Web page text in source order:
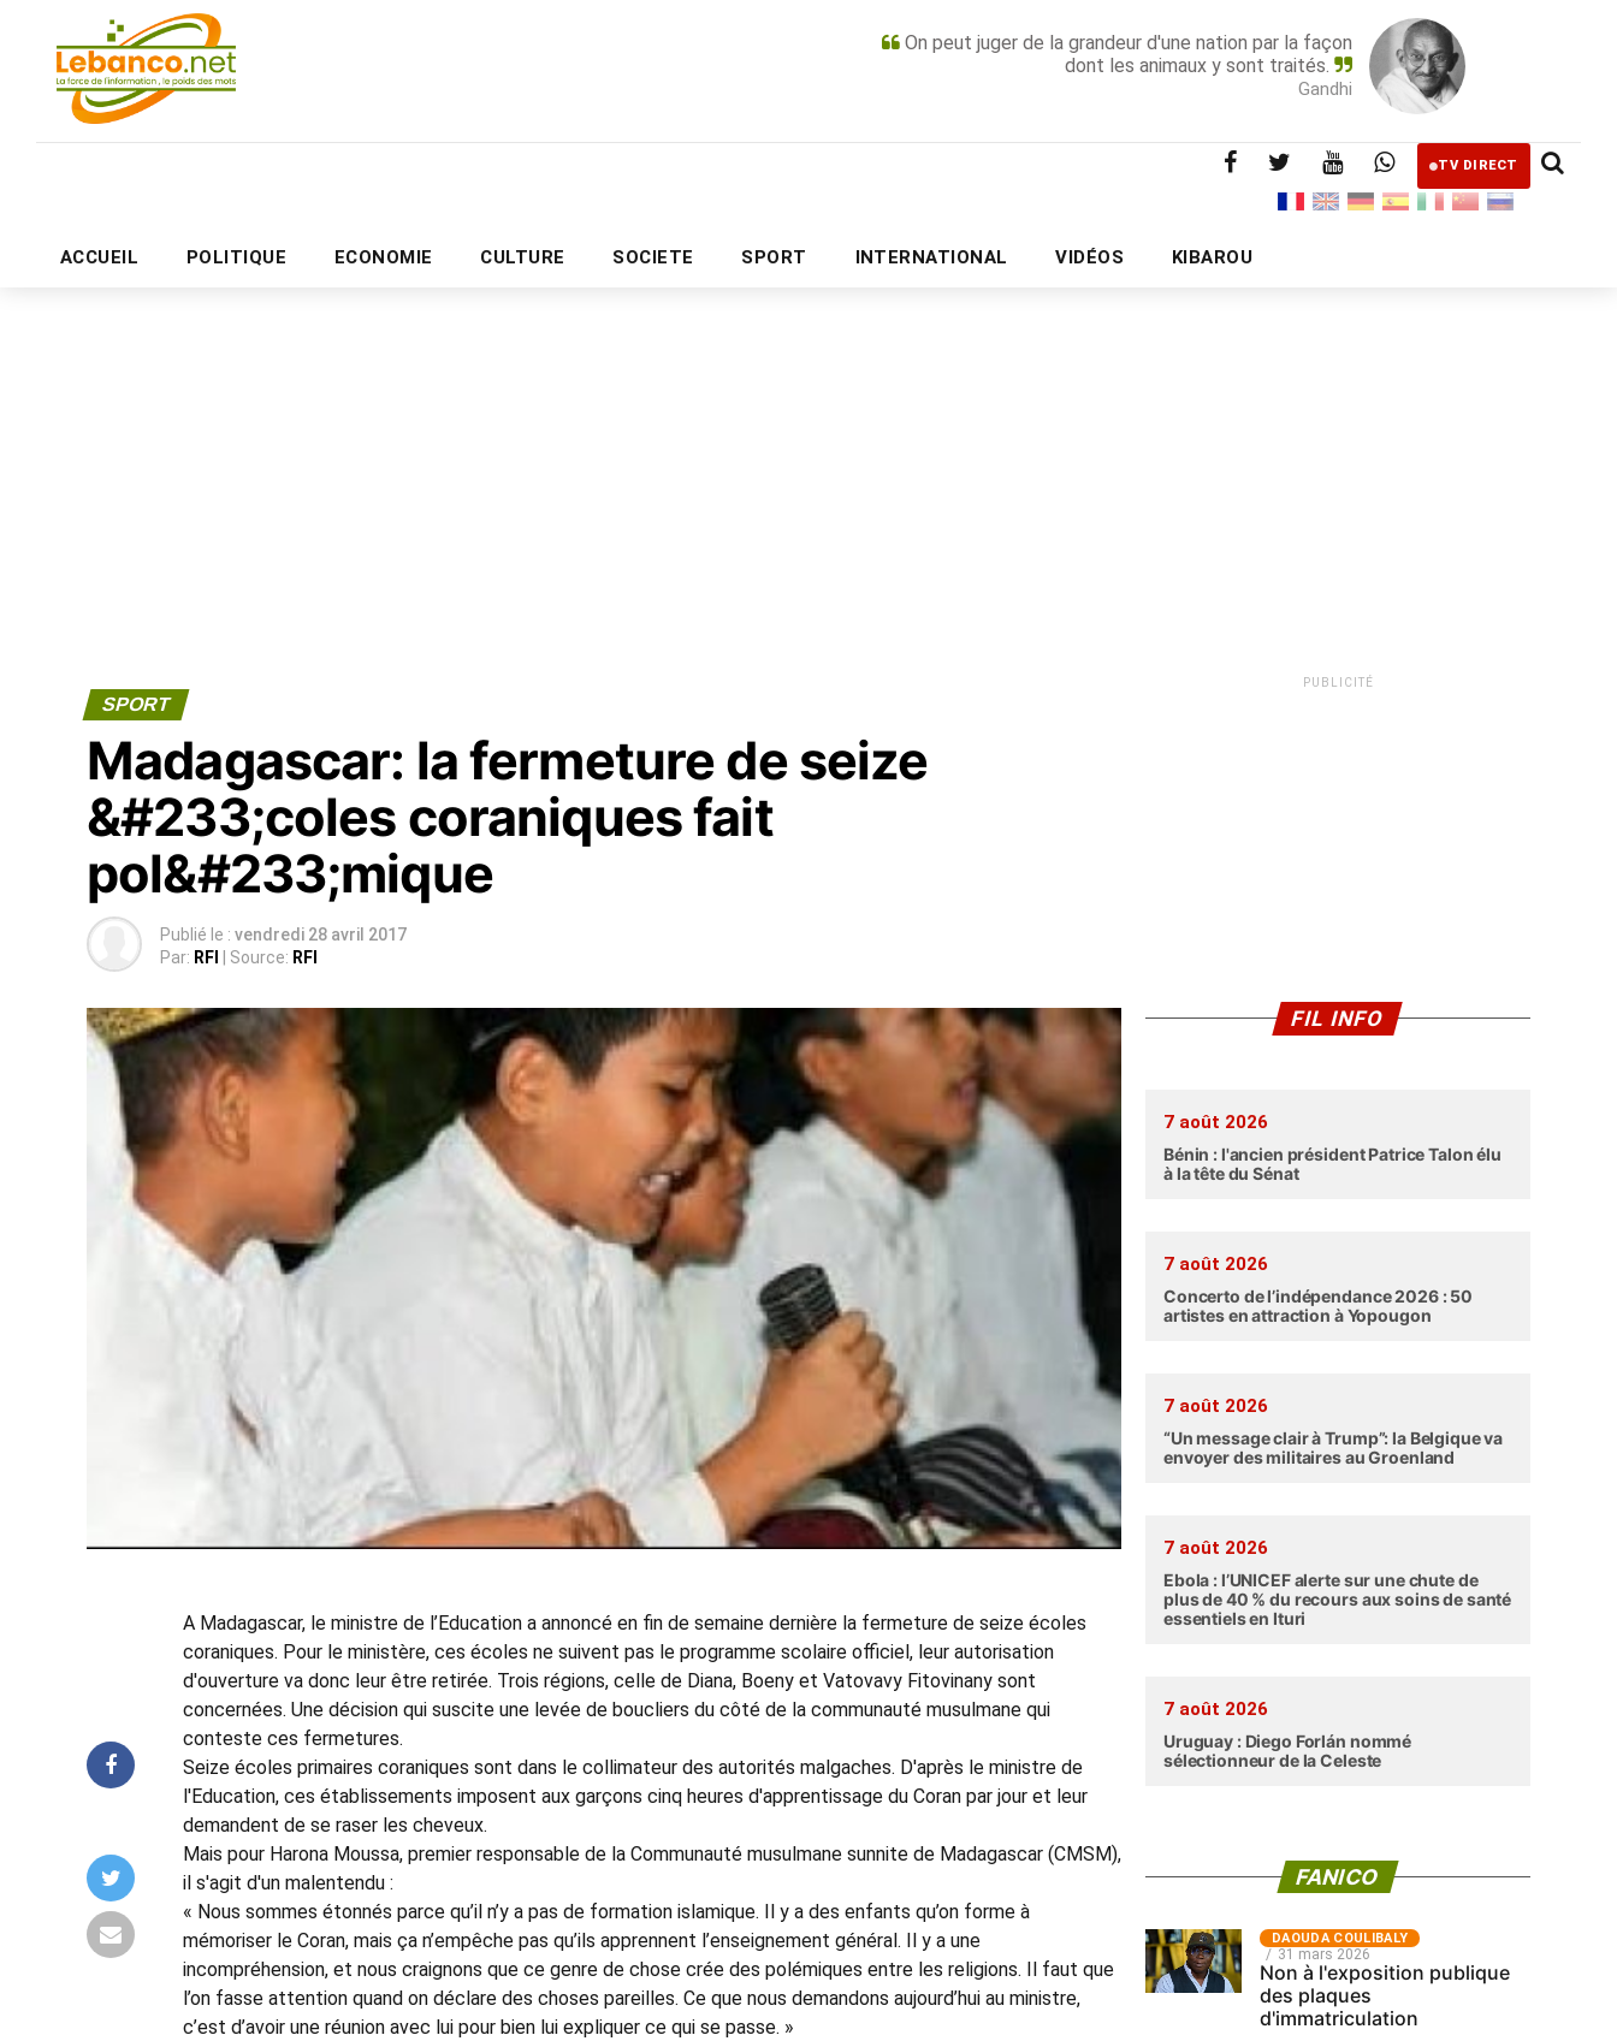
On peut juger de la grandeur d'une nation par la façon
dont les animaux y sont traités.
Gandhi
TV DIRECT
ACCUEIL POLITIQUE ECONOMIE CULTURE SOCIETE SPORT INTERNATIONAL VIDÉOS KIBAROU
PUBLICITÉ
SPORT
Madagascar: la fermeture de seize
&#233;coles coraniques fait
pol&#233;mique
Publié le : vendredi 28 avril 2017
Par: RFI | Source: RFI
A Madagascar, le ministre de l’Education a annoncé en fin de semaine dernière la fermeture de seize écoles
coraniques. Pour le ministère, ces écoles ne suivent pas le programme scolaire officiel, leur autorisation
d'ouverture va donc leur être retirée. Trois régions, celle de Diana, Boeny et Vatovavy Fitovinany sont
concernées. Une décision qui suscite une levée de boucliers du côté de la communauté musulmane qui
conteste ces fermetures.
Seize écoles primaires coraniques sont dans le collimateur des autorités malgaches. D'après le ministre de
l'Education, ces établissements imposent aux garçons cinq heures d'apprentissage du Coran par jour et leur
demandent de se raser les cheveux.
Mais pour Harona Moussa, premier responsable de la Communauté musulmane sunnite de Madagascar (CMSM),
il s'agit d'un malentendu :
« Nous sommes étonnés parce qu’il n’y a pas de formation islamique. Il y a des enfants qu’on forme à
mémoriser le Coran, mais ça n’empêche pas qu’ils apprennent l’enseignement général. Il y a une
incompréhension, et nous craignons que ce genre de chose crée des polémiques entre les religions. Il faut que
l’on fasse attention quand on déclare des choses pareilles. Ce que nous demandons aujourd’hui au ministre,
c’est d’avoir une réunion avec lui pour bien lui expliquer ce qui se passe. »
PUBLICITÉ
FIL INFO
7 août 2026
Bénin : l'ancien président Patrice Talon élu
à la tête du Sénat
7 août 2026
Concerto de l’indépendance 2026 : 50
artistes en attraction à Yopougon
7 août 2026
“Un message clair à Trump”: la Belgique va
envoyer des militaires au Groenland
7 août 2026
Ebola : l’UNICEF alerte sur une chute de
plus de 40 % du recours aux soins de santé
essentiels en Ituri
7 août 2026
Uruguay : Diego Forlán nommé
sélectionneur de la Celeste
FANICO
‎DAOUDA COULIBALY
31 mars 2026
Non à l'exposition publique
des plaques
d'immatriculation